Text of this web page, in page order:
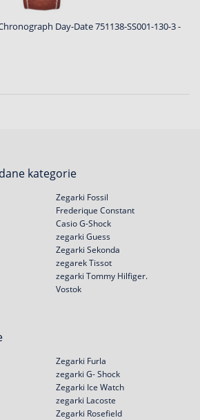
Day-Date 751138-SS001-130-3 -
kategorie
Zegarki Fossil
Frederique Constant
Casio G-Shock
zegarki Guess
Zegarki Sekonda
zegarek Tissot
zegarki Tommy Hilfiger.
Vostok
Zegarki Furla
zegarki G- Shock
Zegarki Ice Watch
zegarki Lacoste
Zegarki Rosefield